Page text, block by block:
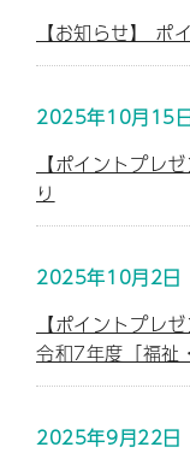
【お知らせ】 ポ
2025年10月15
【ポイントプレ
り
2025年10月2日
【ポイントプレゼ
令和7年度「福祉
2025年9月22日